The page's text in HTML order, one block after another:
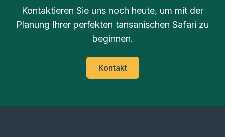
Kontaktieren Sie uns noch heute, um mit der
Planung Ihrer perfekten tansanischen Safari zu
beginnen.
Kontakt